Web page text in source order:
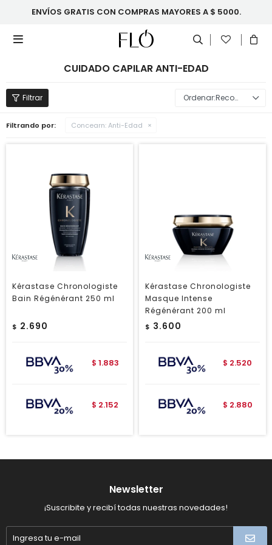
ENVÍOS GRATIS CON COMPRAS MAYORES A $ 5000.

CUIDADO CAPILAR ANTI-EDAD
Recomendados
Filtrando por: Concearn:Anti-Edad
Kérastase Chronologiste
Bain Régénérant 250 ml
$ 2.690
$ 1.883
$ 2.152
Kérastase Chronologiste
Masque Intense
Régénérant 200 ml
$ 3.600
$ 2.520
$ 2.880
Newsletter
¡Suscribite y recibí todas nuestras novedades!